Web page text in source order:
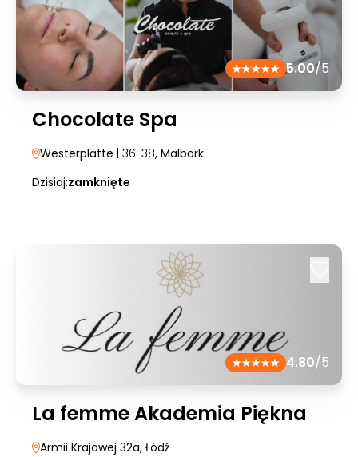
5.00/5
Chocolate Spa
Westerplatte | 36-38, Malbork
Dzisiaj:zamknięte
4.80/5
La femme Akademia Piękna
Armii Krajowej 32a, Łódź